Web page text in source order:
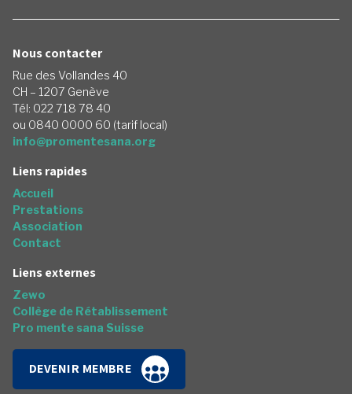
Nous contacter
Rue des Vollandes 40
CH – 1207 Genève
Tél: 022 718 78 40
ou 0840 0000 60 (tarif local)
info@promentesana.org
Liens rapides
Accueil
Prestations
Association
Contact
Liens externes
Zewo
Collège de Rétablissement
Pro mente sana Suisse
DEVENIR MEMBRE